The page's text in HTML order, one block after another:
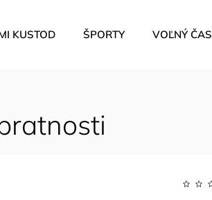
KUSTOD ŠPORTY VOĽNÝ ČAS